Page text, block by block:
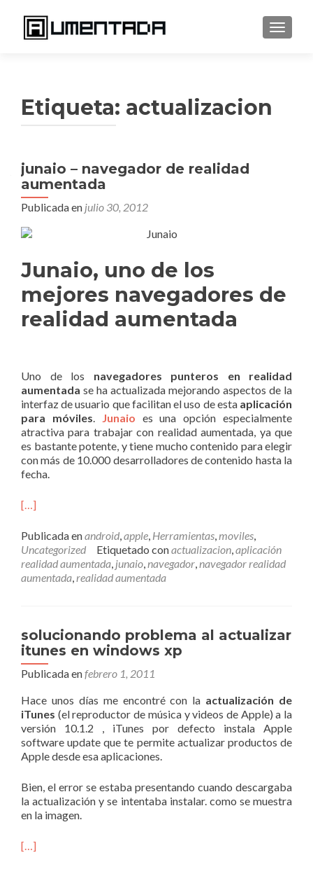
Etiqueta: actualizacion
junaio – navegador de realidad
aumentada
Publicada en julio 30, 2012
Junaio, uno de los
mejores navegadores de
realidad aumentada
Uno de los navegadores punteros en realidad
aumentada se ha actualizada mejorando aspectos de la
interfaz de usuario que facilitan el uso de esta aplicación
para móviles. Junaio es una opción especialmente
atractiva para trabajar con realidad aumentada, ya que
es bastante potente, y tiene mucho contenido para elegir
con más de 10.000 desarrolladores de contenido hasta la
fecha.
[…]
Publicada enandroid,apple, Herramientas,moviles,
Uncategorized
Etiquetado conactualizacion,aplicación
realidad aumentada, junaio,navegador,navegador realidad
aumentada,realidad aumentada
solucionando problema al actualizar
itunes en windows xp
Publicada enfebrero 1, 2011
Hace unos días me encontré con la actualización de
iTunes (el reproductor de música y videos de Apple) a la
versión 10.1.2 , iTunes por defecto instala Apple
software update que te permite actualizar productos de
Apple desde esa aplicaciones.
Bien, el error se estaba presentando cuando descargaba
la actualización y se intentaba instalar. como se muestra
en la imagen.
[…]